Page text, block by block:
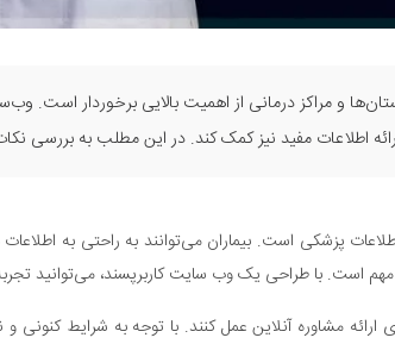
و مراکز درمانی از اهمیت بالایی برخوردار است.
ارائه اطلاعات مفید نیز کمک کند. در این مطلب به
پزشکی است. بیماران می‌توانند به راحتی به
است. با طراحی یک وب سایت کاربرپسند، می‌توانید تجربه
ارائه مشاوره آنلاین عمل کنند. با توجه به شرایط